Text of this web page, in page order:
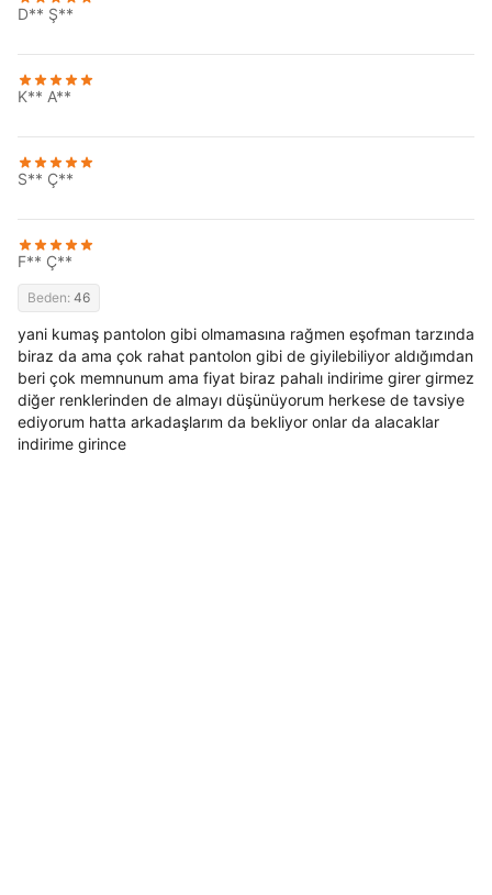
D** Ş**
K** A**
S** Ç**
F** Ç**
Beden: 46
yani kumaş pantolon gibi olmamasına rağmen eşofman tarzında
biraz da ama çok rahat pantolon gibi de giyilebiliyor aldığımdan
beri çok memnunum ama fiyat biraz pahalı indirime girer girmez
diğer renklerinden de almayı düşünüyorum herkese de tavsiye
ediyorum hatta arkadaşlarım da bekliyor onlar da alacaklar
indirime girince